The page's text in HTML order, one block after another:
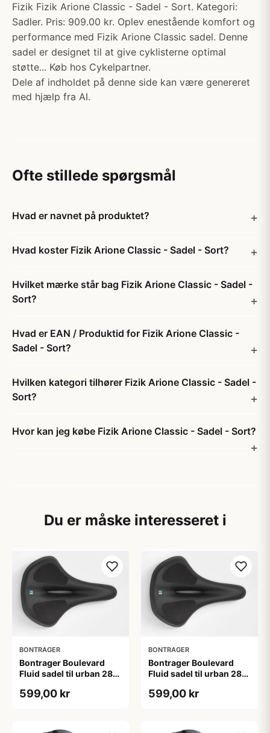
Fizik Fizik Arione Classic - Sadel - Sort. Kategori:
Sadler. Pris: 909.00 kr. Oplev enestående komfort og
performance med Fizik Arione Classic sadel. Denne
sadel er designet til at give cyklisterne optimal
støtte... Køb hos Cykelpartner.
Dele af indholdet på denne side kan være genereret
med hjælp fra AI.
Ofte stillede spørgsmål
Hvad er navnet på produktet?
Hvad koster Fizik Arione Classic - Sadel - Sort?
Hvilket mærke står bag Fizik Arione Classic - Sadel -
Sort?
Hvad er EAN / Produktid for Fizik Arione Classic -
Sadel - Sort?
Hvilken kategori tilhører Fizik Arione Classic - Sadel -
Sort?
Hvor kan jeg købe Fizik Arione Classic - Sadel - Sort?
Du er måske interesseret i
BONTRAGER
Bontrager Boulevard
Fluid sadel til urban 280
599,00 kr
BONTRAGER
Bontrager Boulevard
Fluid sadel til urban 280
599,00 kr